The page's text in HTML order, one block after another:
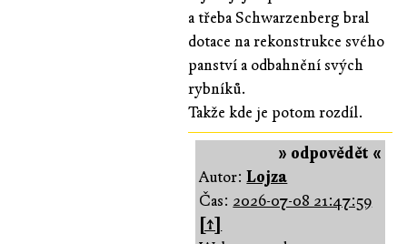
a třeba Schwarzenberg bral
dotace na rekonstrukce svého
panství a odbahnění svých
rybníků.
Takže kde je potom rozdíl.
» odpovědět «
Autor:Lojza
Čas: 2026-07-08 21:47:59
[↑]